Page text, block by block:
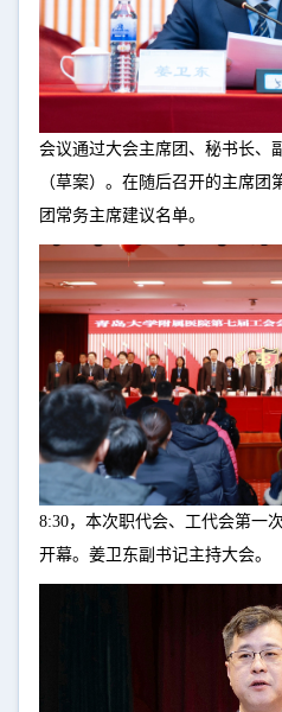
会议通过大会主席团、秘书长、
（草案）。在随后召开的主席
团常务主席建议名单。
8:30，本次职代会、工代会第一
开幕。姜卫东副书记主持大会。